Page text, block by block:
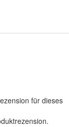
für dieses
.